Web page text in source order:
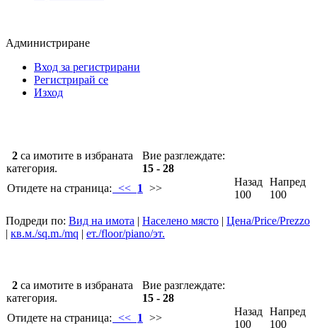
Администриране
Вход за регистрирани
Регистрирай се
Изход
2 са имотите в избраната
категория.
Вие разглеждате:
15 - 28
Отидете на страница: << 1 >>
Назад
100
Напред
100
Подреди по: Вид на имота | Населено място | Цена/Price/Prezzo
| кв.м./sq.m./mq | ет./floor/piano/эт.
2 са имотите в избраната
категория.
Вие разглеждате:
15 - 28
Отидете на страница: << 1 >>
Назад
100
Напред
100